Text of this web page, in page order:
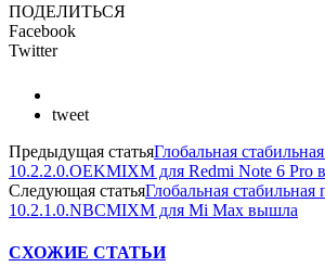
ПОДЕЛИТЬСЯ
Facebook
Twitter
tweet
Предыдущая статьяГлобальная
10.2.2.0.OEKMIXM для Redmi Note 6 Pro
Следующая статьяГлобальная стабильная
10.2.1.0.NBCMIXM для Mi Max вышла
СХОЖИЕ СТАТЬИ